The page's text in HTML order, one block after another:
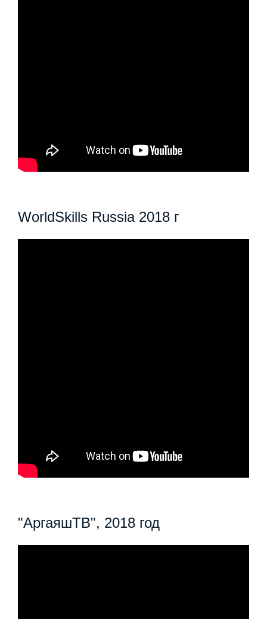
WorldSkills Russia 2018 г
"АргаяшТВ", 2018 год